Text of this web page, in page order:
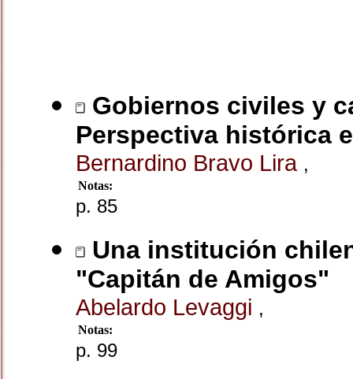
Gobiernos civiles y
Perspectiva histórica
Bernardino Bravo Lira ,
Notas:
p. 85
Una institución
"Capitán de Amigos"
Abelardo Levaggi ,
Notas:
p. 99